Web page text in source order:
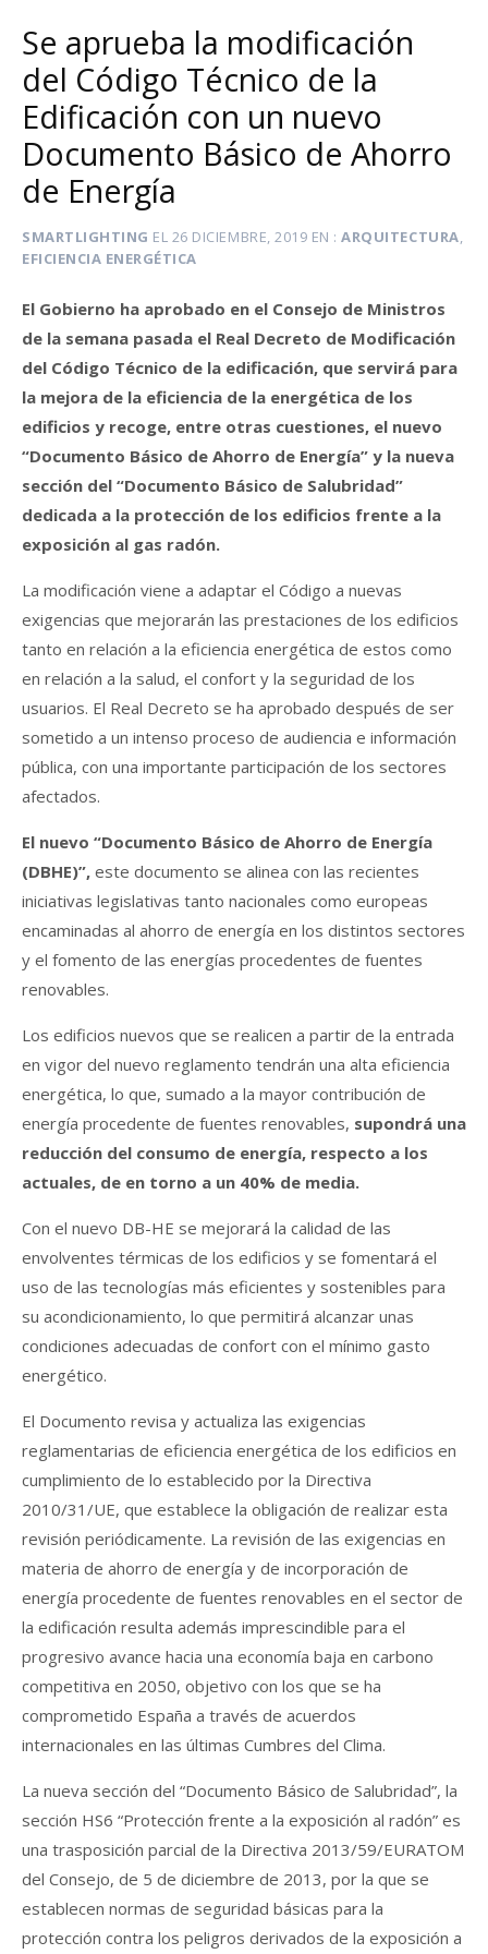
Se aprueba la modificación
del Código Técnico de la
Edificación con un nuevo
Documento Básico de Ahorro
de Energía
SMARTLIGHTING EL 26 DICIEMBRE, 2019 EN ARQUITECTURA,
EFICIENCIA ENERGÉTICA
El Gobierno ha aprobado en el Consejo de Ministros
de la semana pasada el Real Decreto de Modificación
del Código Técnico de la edificación, que servirá para
la mejora de la eficiencia de la energética de los
edificios y recoge, entre otras cuestiones, el nuevo
“Documento Básico de Ahorro de Energía” y la nueva
sección del “Documento Básico de Salubridad”
dedicada a la protección de los edificios frente a la
exposición al gas radón.
La modificación viene a adaptar el Código a nuevas
exigencias que mejorarán las prestaciones de los edificios
tanto en relación a la eficiencia energética de estos como
en relación a la salud, el confort y la seguridad de los
usuarios. El Real Decreto se ha aprobado después de ser
sometido a un intenso proceso de audiencia e información
pública, con una importante participación de los sectores
afectados.
El nuevo “Documento Básico de Ahorro de Energía
(DBHE)”, este documento se alinea con las recientes
iniciativas legislativas tanto nacionales como europeas
encaminadas al ahorro de energía en los distintos sectores
y el fomento de las energías procedentes de fuentes
renovables.
Los edificios nuevos que se realicen a partir de la entrada
en vigor del nuevo reglamento tendrán una alta eficiencia
energética, lo que, sumado a la mayor contribución de
energía procedente de fuentes renovables, supondrá una
reducción del consumo de energía, respecto a los
actuales, de en torno a un 40% de media.
Con el nuevo DB-HE se mejorará la calidad de las
envolventes térmicas de los edificios y se fomentará el
uso de las tecnologías más eficientes y sostenibles para
su acondicionamiento, lo que permitirá alcanzar unas
condiciones adecuadas de confort con el mínimo gasto
energético.
El Documento revisa y actualiza las exigencias
reglamentarias de eficiencia energética de los edificios en
cumplimiento de lo establecido por la Directiva
2010/31/UE, que establece la obligación de realizar esta
revisión periódicamente. La revisión de las exigencias en
materia de ahorro de energía y de incorporación de
energía procedente de fuentes renovables en el sector de
la edificación resulta además imprescindible para el
progresivo avance hacia una economía baja en carbono
competitiva en 2050, objetivo con los que se ha
comprometido España a través de acuerdos
internacionales en las últimas Cumbres del Clima.
La nueva sección del “Documento Básico de Salubridad”, la
sección HS6 “Protección frente a la exposición al radón” es
una trasposición parcial de la Directiva 2013/59/EURATOM
del Consejo, de 5 de diciembre de 2013, por la que se
establecen normas de seguridad básicas para la
protección contra los peligros derivados de la exposición a